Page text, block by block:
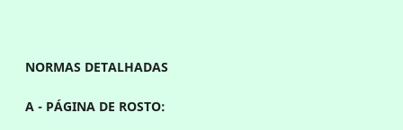
NORMAS DETALHADAS
A - PÁGINA DE ROSTO: